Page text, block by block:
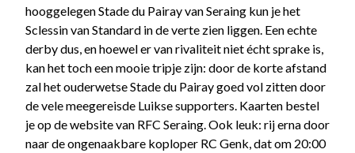
hooggelegen Stade du Pairay van Seraing kun je het
Sclessin van Standard in de verte zien liggen. Een echte
derby dus, en hoewel er van rivaliteit niet écht sprake is,
kan het toch een mooie tripje zijn: door de korte afstand
zal het ouderwetse Stade du Pairay goed vol zitten door
de vele meegereisde Luikse supporters. Kaarten bestel
je op de website van RFC Seraing. Ook leuk: rij erna door
naar de ongenaakbare koploper RC Genk, dat om 20:00